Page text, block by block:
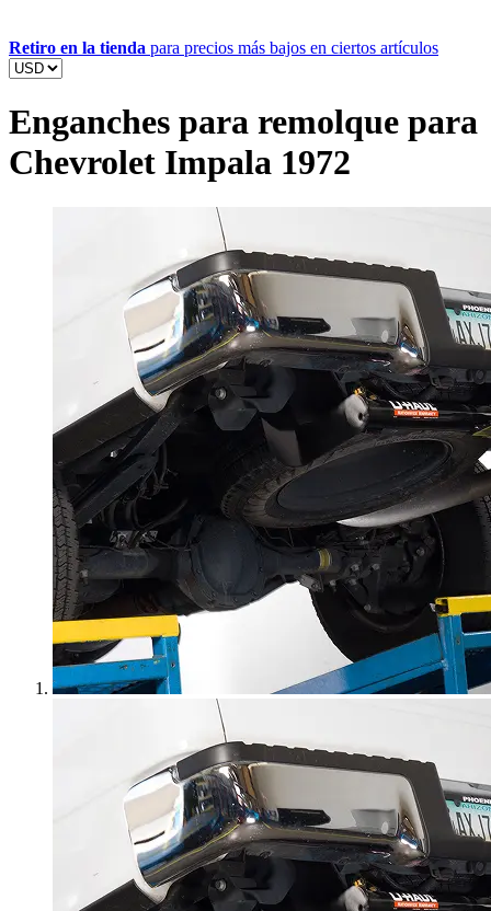
Retiro en la tienda para precios más bajos en ciertos artículos
Enganches para remolque para
Chevrolet Impala 1972